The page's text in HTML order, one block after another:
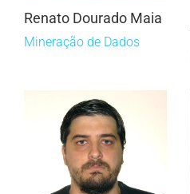
Renato Dourado Maia
Mineração de Dados